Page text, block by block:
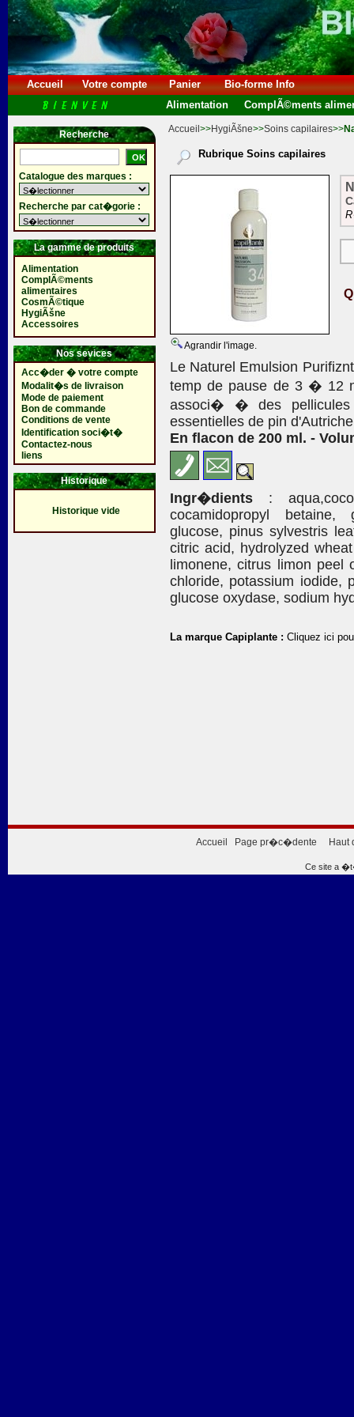
Accueil Votre compte Panier
Bio-forme Info
Alimentation
ComplÃ©ments
Recherche
Catalogue des marques :
Recherche par cat�gorie :
La gamme de produits
Alimentation
ComplÃ©ments
alimentaires
CosmÃ©tique
HygiÃšne
Accessoires
Nos sevices
Acc�der � votre compte
Modalit�s de livraison
Mode de paiement
Bon de commande
Conditions de vente
Identification soci�t�
Contactez-nous
liens
Historique
Historique vide
Accueil >>HygiÃšne>>Soins capilaires>>
Rubrique Soins capilaires
Agrandir l'image.
Le Naturel Emulsion
temp de pause de 3 � 12
associ� � des pellicules
essentielles de pin
En flacon de 200 ml. -
Ingr�dients :
cocamidopropyl betaine,
glucose, pinus sylvestris
citric acid, hydrolyzed
limonene, citrus limon peel
chloride, potassium iodide,
glucose oxydase, sodium
La marque Capiplante : Cliquez ici
Accueil Page pr�c�dente Haut
Ce site a